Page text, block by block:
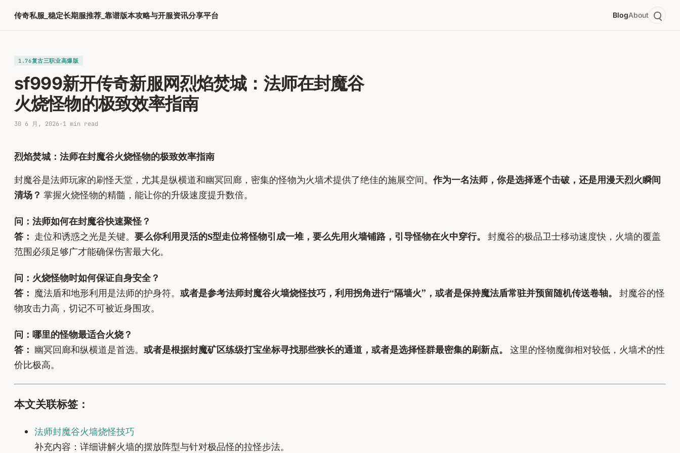
传奇私服_稳定长期服推荐_靠谱版本攻略与开服资讯分享平台 BlogAbout
1.76复古三职业高爆版
sf999新开传奇新服网烈焰焚城：法师在封魔谷
火烧怪物的极致效率指南
30 6 月, 2026·1 min read
烈焰焚城：法师在封魔谷火烧怪物的极致效率指南
封魔谷是法师玩家的刷怪天堂，尤其是纵横道和幽冥回廊，密集的怪物为火墙术提供了绝佳的施展空间。作为一名法师，你是选择逐个击破，还是用漫天烈火瞬间
清场？ 掌握火烧怪物的精髓，能让你的升级速度提升数倍。
问：法师如何在封魔谷快速聚怪？
答： 走位和诱惑之光是关键。 要么你利用灵活的S型走位将怪物引成一堆，要么先用火墙铺路，引导怪物在火中穿行。 封魔谷的极品卫士移动速度快，火墙的覆盖
范围必须足够广才能确保伤害最大化。
问：火烧怪物时如何保证自身安全？
答： 魔法盾和地形利用是法师的护身符。 或者是参考法师封魔谷火墙烧怪技巧，利用拐角进行“隔墙火”，或者是保持魔法盾常驻并预留随机传送卷轴。 封魔谷的怪
物攻击力高，切记不可被近身围攻。
问：哪里的怪物最适合火烧？
答： 幽冥回廊和纵横道是首选。 或者是根据封魔矿区练级打宝坐标寻找那些狭长的通道，或者是选择怪群最密集的刷新点。 这里的怪物魔御相对较低，火墙术的性
价比极高。
本文关联标签：
法师封魔谷火墙烧怪技巧
补充内容：详细讲解火墙的摆放阵型与针对极品怪的拉怪步法。